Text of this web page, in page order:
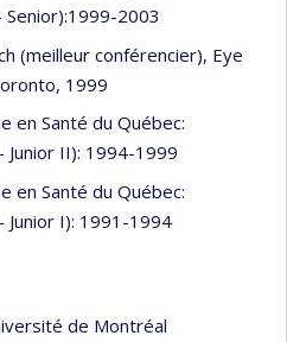
2003
(meilleur conférencier), Eye
1999
en Santé du Québec:
Junior II): 1994-1999
en Santé du Québec:
Junior I): 1991-1994
de Montréal